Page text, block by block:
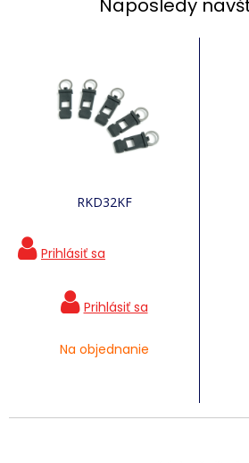
Naposledy
RKD32KF
Na objednanie